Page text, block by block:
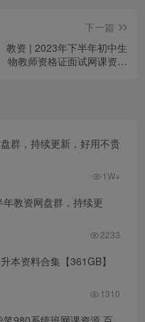
下一篇
教资 | 2023年下半年初中生
物教师资格证面试网课资源
群，持续更新，好用不贵
1W+
教资网盘群，持续更
2233
本资料合集【361GB】
1310